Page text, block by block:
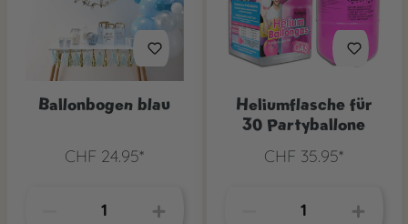
Ballonbogen blau
CHF 24.95*
Heliumflasche für
30 Partyballone
CHF 35.95*